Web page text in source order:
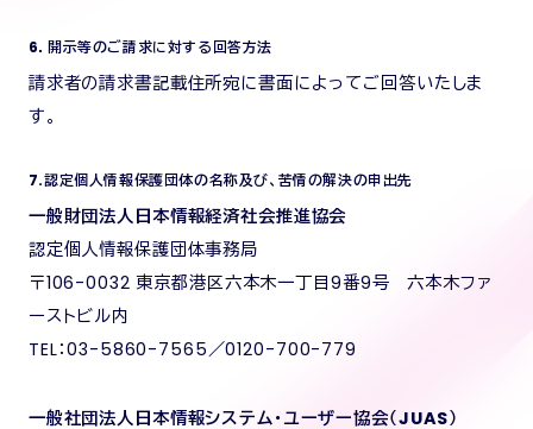
6．開示等のご請求に対する回答方法
請求者の請求書記載住所宛に書面によってご回答いたしま
す。
7.認定個人情報保護団体の名称及び、苦情の解決の申出先
一般財団法人日本情報経済社会推進協会
認定個人情報保護団体事務局
〒106-0032 東京都港区六本木一丁目9番9号 六本木ファ
ーストビル内
TEL：03-5860-7565／0120-700-779
一般社団法人日本情報システム・ユーザー協会（JUAS）